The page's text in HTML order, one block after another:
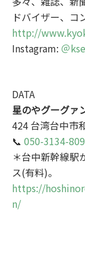
ドバイザー、コ
http://
Instagram: ＠
DATA
星のやグーグァ
424 台湾台中市
📞 050-3134-
＊台中新幹線駅
ス(有料)。
https://
n/